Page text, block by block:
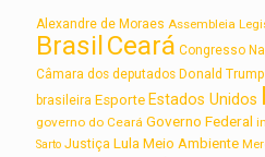
Alexandre de Moraes Assembleia
BrasilCeará Congresso
Câmara dos deputados Donald Trump
brasileira Esporte Estados Unidos
governo do Ceará Governo Federal
Sarto Justiça Lula Meio Ambiente